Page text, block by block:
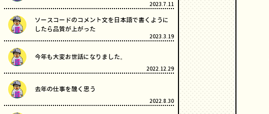
2023.7.11
ソースコードのコメント文を日本語で書くように
したら品質が上がった
2023.3.19
今年も大変お世話になりました。
2022.12.29
去年の仕事を醜く思う
2022.8.30